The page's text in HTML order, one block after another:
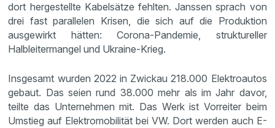
dort hergestellte Kabelsätze fehlten. Janssen sprach von
drei fast parallelen Krisen, die sich auf die Produktion
ausgewirkt hätten: Corona-Pandemie, struktureller
Halbleitermangel und Ukraine-Krieg.
Insgesamt wurden 2022 in Zwickau 218.000 Elektroautos
gebaut. Das seien rund 38.000 mehr als im Jahr davor,
teilte das Unternehmen mit. Das Werk ist Vorreiter beim
Umstieg auf Elektromobilität bei VW. Dort werden auch E-